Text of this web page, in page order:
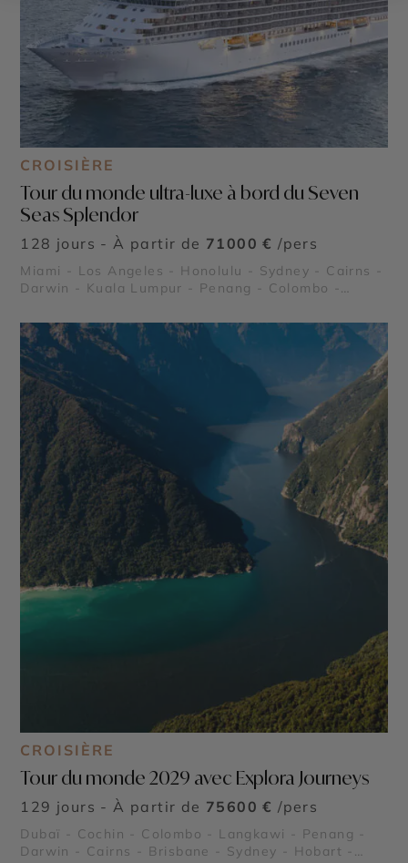
CROISIÈRE
Tour du monde ultra-luxe à bord du Seven
Seas Splendor
128 jours - À partir de 71000 € /pers
Miami - Los Angeles - Honolulu - Sydney - Cairns -
Darwin - Kuala Lumpur - Penang - Colombo -
Aqaba - Haïfa - Jérusalem - Rhodes - Athènes -
Rome - Moorea - Tahiti - Huahine - Raiatea
CROISIÈRE
Tour du monde 2029 avec Explora Journeys
129 jours - À partir de 75600 € /pers
Dubaï - Cochin - Colombo - Langkawi - Penang -
Darwin - Cairns - Brisbane - Sydney - Hobart -